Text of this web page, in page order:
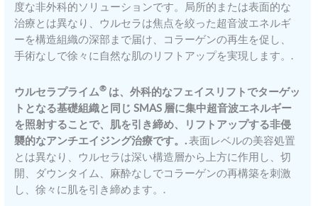
度な非外科的ソリューションです。局所的または表面的な
治療とは異なり、ウルセラは焦点を絞った超音波エネルギ
ーを構造組織の深部まで届け、コラーゲンの再生を促し、
手術なしで徐々に自然な肌のリフトアップを実現します。.
ウルセラプライム® は、外科的なフェイスリフトでターゲッ
トとなる基礎組織と同じ SMAS 層に集中超音波エネルギー
を照射することで、肌を引き締め、リフトアップする非侵
襲的なアンチエイジング治療です。.表面レベルの美容処置
とは異なり、ウルセラは深い構造層から上方に作用し、切
開、ダウンタイム、麻酔なしでコラーゲンの再構築を刺激
し、徐々に肌を引き締めます。.